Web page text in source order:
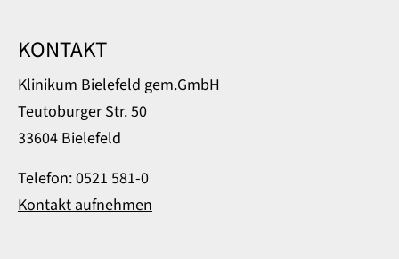
KONTAKT
Klinikum Bielefeld gem.GmbH
Teutoburger Str. 50
33604 Bielefeld
Telefon: 0521 581-0
Kontakt aufnehmen